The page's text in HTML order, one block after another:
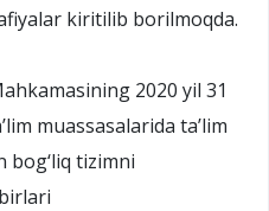
kiritilib borilmoqda.
2020 yil 31
muassasalarida ta’lim
bog‘liq tizimni